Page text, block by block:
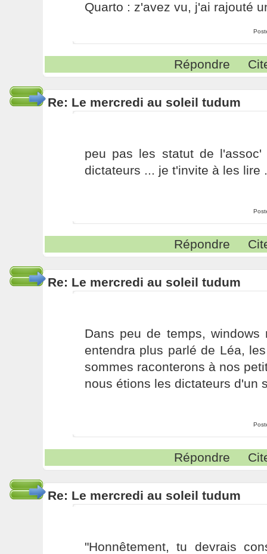
Quarto : z'avez vu, j'ai rajouté
Répondre
Re: Le mercredi au soleil tudum
peu pas les statut de
dictateurs ... je t'invite à les lire
Répondre
Re: Le mercredi au soleil tudum
Dans peu de temps, windows
entendra plus parlé de Léa,
sommes raconterons à nos
nous étions les dictateurs d'un
Répondre
Re: Le mercredi au soleil tudum
"Honnêtement, tu devrais